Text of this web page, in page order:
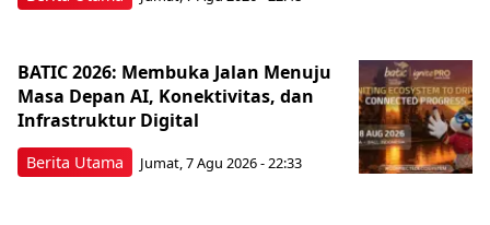
Berita Utama
BATIC 2026: Membuka Jalan Menuju
Masa Depan AI, Konektivitas, dan
Infrastruktur Digital
Jumat, 7 Agu 2026 - 22:33